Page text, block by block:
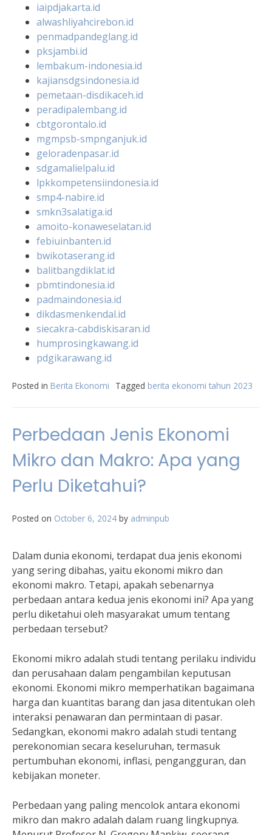
iaipdjakarta.id
alwashliyahcirebon.id
penmadpandeglang.id
pksjambi.id
lembakum-indonesia.id
kajiansdgsindonesia.id
pemetaan-disdikaceh.id
peradipalembang.id
cbtgorontalo.id
mgmpsb-smpnganjuk.id
geloradenpasar.id
sdgamalielpalu.id
lpkkompetensiindonesia.id
smp4-nabire.id
smkn3salatiga.id
amoito-konaweselatan.id
febiuinbanten.id
bwikotaserang.id
balitbangdiklat.id
pbmtindonesia.id
padmaindonesia.id
dikdasmenkendal.id
siecakra-cabdiskisaran.id
humprosingkawang.id
pdgikarawang.id
Posted in Berita Ekonomi Tagged berita ekonomi tahun 2023
Perbedaan Jenis Ekonomi
Mikro dan Makro: Apa yang
Perlu Diketahui?
Posted on October 6, 2024 by adminpub
Dalam dunia ekonomi, terdapat dua jenis ekonomi
yang sering dibahas, yaitu ekonomi mikro dan
ekonomi makro. Tetapi, apakah sebenarnya
perbedaan antara kedua jenis ekonomi ini? Apa yang
perlu diketahui oleh masyarakat umum tentang
perbedaan tersebut?
Ekonomi mikro adalah studi tentang perilaku individu
dan perusahaan dalam pengambilan keputusan
ekonomi. Ekonomi mikro memperhatikan bagaimana
harga dan kuantitas barang dan jasa ditentukan oleh
interaksi penawaran dan permintaan di pasar.
Sedangkan, ekonomi makro adalah studi tentang
perekonomian secara keseluruhan, termasuk
pertumbuhan ekonomi, inflasi, pengangguran, dan
kebijakan moneter.
Perbedaan yang paling mencolok antara ekonomi
mikro dan makro adalah dalam ruang lingkupnya.